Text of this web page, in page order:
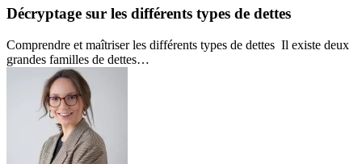
les
types
de
Décryptage sur les différents types de dettes
Comprendre et maîtriser les différents types de dettes Il existe deux
grandes familles de dettes…